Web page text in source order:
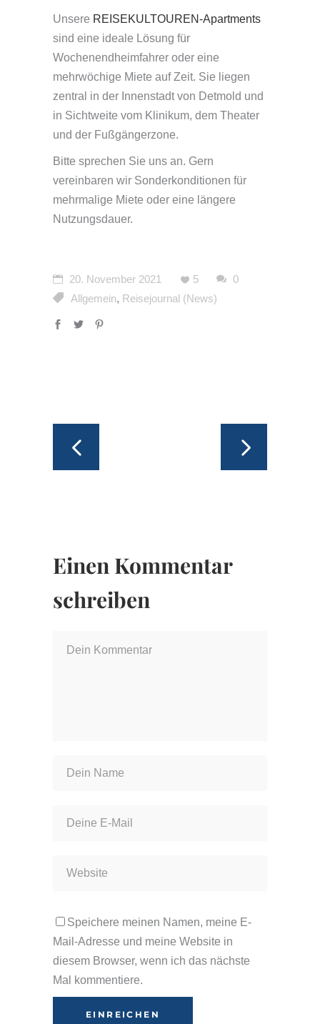
Unsere REISEKULTOUREN-Apartments
sind eine ideale Lösung für
Wochenendheimfahrer oder eine
mehrwöchige Miete auf Zeit. Sie liegen
zentral in der Innenstadt von Detmold und
in Sichtweite vom Klinikum, dem Theater
und der Fußgängerzone.
Bitte sprechen Sie uns an. Gern
vereinbaren wir Sonderkonditionen für
mehrmalige Miete oder eine längere
Nutzungsdauer.
20. November 2021 5
0
Allgemein, Reisejournal (News)
Einen Kommentar
schreiben
Speichere meinen Namen, meine E-
Mail-Adresse und meine Website in
diesem Browser, wenn ich das nächste
Mal kommentiere.